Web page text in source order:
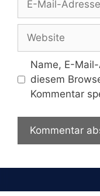
Adresse
Website
Name, E-
diesem
Kommentar